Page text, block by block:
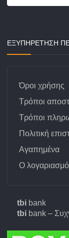
ΕΞΥΠΗΡΕΤΗΣΗ
Όροι χρήσης
Τρόποι
Τρόποι
Πολιτική
Αγαπημένα
Ο
tbi bank
tbi bank –